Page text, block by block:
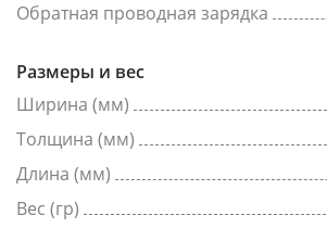
Обратная проводная зарядка
Размеры и вес
Ширина (мм)
Толщина (мм)
Длина (мм)
Вес (гр)